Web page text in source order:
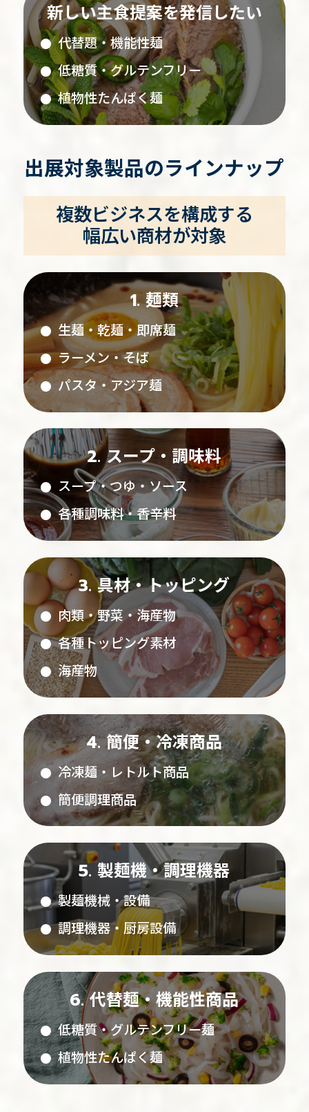
新しい主食提案を発信したい
代替題・機能性麺
低糖質・グルテンフリー
植物性たんぱく麺
出展対象製品のラインナップ
複数ビジネスを構成する
幅広い商材が対象
麺類
生麺・乾麺・即席麺
ラーメン・そば
パスタ・アジア麺
スープ・調味料
スープ・つゆ・ソース
各種調味料・香辛料
具材・トッピング
肉類・野菜・海産物
各種トッピング素材
海産物
簡便・冷凍商品
冷凍麺・レトルト商品
簡便調理商品
製麺機・調理機器
製麺機械・設備
調理機器・厨房設備
代替麺・機能性商品
低糖質・グルテンフリー麺
植物性たんぱく麺